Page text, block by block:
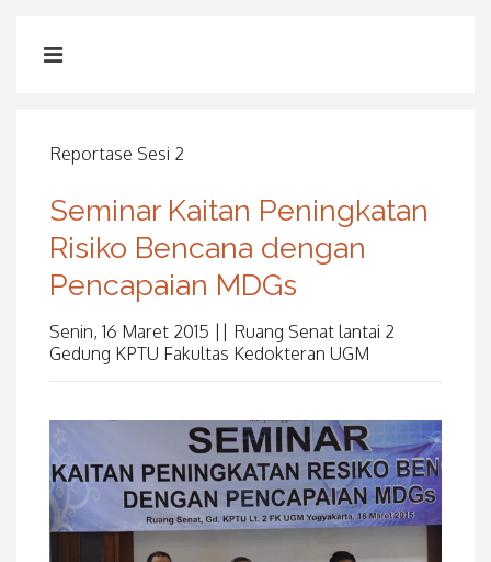
Reportase Sesi 2
Seminar Kaitan Peningkatan
Risiko Bencana dengan
Pencapaian MDGs
Senin, 16 Maret 2015 || Ruang Senat lantai 2
Gedung KPTU Fakultas Kedokteran UGM